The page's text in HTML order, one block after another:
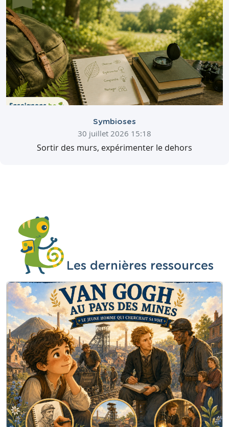
Symbioses
30 juillet 2026 15:18
Sortir des murs, expérimenter le dehors
Les dernières ressources